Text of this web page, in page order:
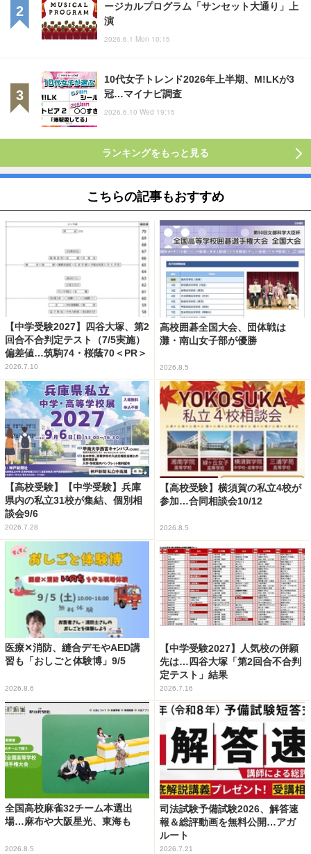
ージカルプログラム「サンセット大通り」上
演
2026.6.1 Mon 10:15
10代女子トレンド2026年上半期、M!LKが3
冠…マイナビ調査
2026.6.10 Wed 19:15
ランキングをもっと見る
こちらの記事もおすすめ
【中学受験2027】四谷大塚、第2
回合不合判定テスト（7/5実施）
偏差値…筑駒74・桜蔭70＜PR＞
2026.7.10
高校囲碁全国大会、団体戦は
灘・南山女子部が優勝
2026.8.5
【高校受験】【中学受験】兵庫
県内の私立31校が集結、個別相
談会9/6
2026.7.28
【高校受験】横須賀の私立4校が
参加…合同相談会10/12
2026.8.5
医療✕消防、縫合デモやAED講
習も「おしごと体験博」9/5
2026.8.6
【中学受験2027】人気校の併願
先は…四谷大塚「第2回合不合判
定テスト」結果
2026.7.16
全国高校麻雀32チーム本選出
場…麻布や大阪星光、東海も
2026.8.5
司法試験予備試験2026、解答速
報＆総評動画を無料公開…アガ
ルート
2026.7.21